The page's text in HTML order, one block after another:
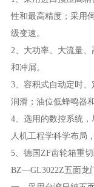
性和最高精度；采用
级变速。
2、大功率、大流量
和冲屑。
3、容积式自动定时
润滑；油位低蜂鸣器
4、选用的数控系统
人机工程学科学布局
5、德国ZF齿轮箱重
BZ—GL3022Z五面龙